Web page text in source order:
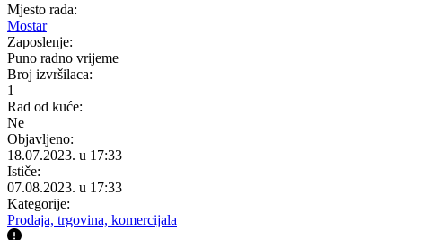
Mjesto rada:
Mostar
Zaposlenje:
Puno radno vrijeme
Broj izvršilaca:
1
Rad od kuće:
Ne
Objavljeno:
18.07.2023. u 17:33
Ističe:
07.08.2023. u 17:33
Kategorije:
Prodaja, trgovina, komercijala